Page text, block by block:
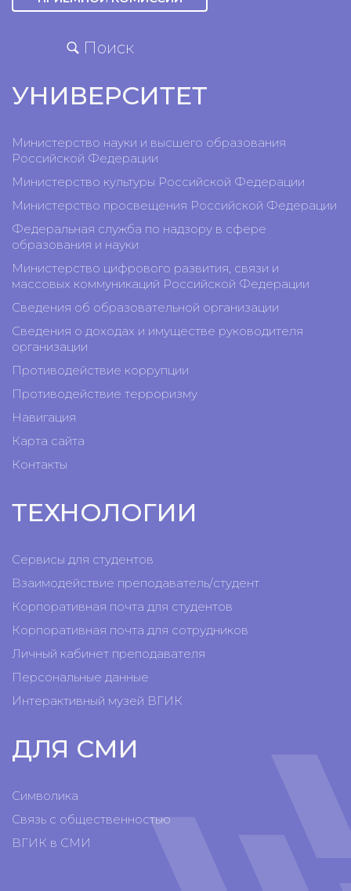
Поиск
УНИВЕРСИТЕТ
Министерство науки и высшего образования
Российской Федерации
Министерство культуры Российской Федерации
Министерство просвещения Российской Федерации
Федеральная служба по надзору в сфере
образования и науки
Министерство цифрового развития, связи и
массовых коммуникаций Российской Федерации
Сведения об образовательной организации
Сведения о доходах и имуществе руководителя
организации
Противодействие коррупции
Противодействие терроризму
Навигация
Карта сайта
Контакты
ТЕХНОЛОГИИ
Сервисы для студентов
Взаимодействие преподаватель/студент
Корпоративная почта для студентов
Корпоративная почта для сотрудников
Личный кабинет преподавателя
Персональные данные
Интерактивный музей ВГИК
ДЛЯ СМИ
Символика
Связь с общественностью
ВГИК в СМИ